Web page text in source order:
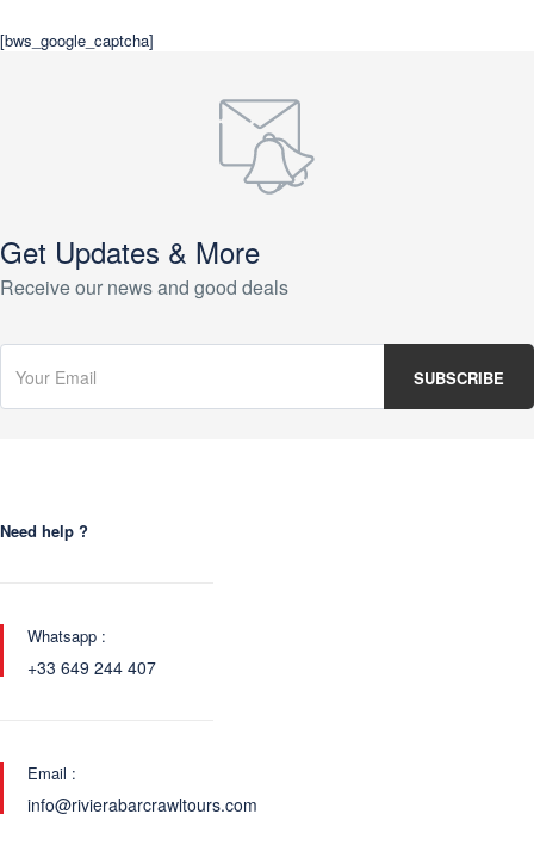
[bws_google_captcha]
Get Updates & More
Receive our news and good deals
Need help ?
Whatsapp :
+33 649 244 407
Email :
info@rivierabarcrawltours.com